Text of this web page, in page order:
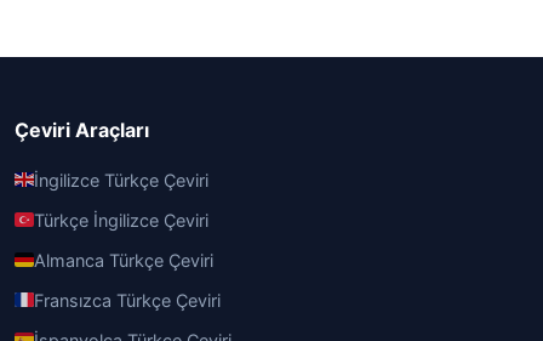
Çeviri Araçları
İngilizce Türkçe Çeviri
Türkçe İngilizce Çeviri
Almanca Türkçe Çeviri
Fransızca Türkçe Çeviri